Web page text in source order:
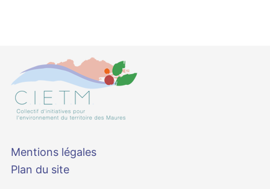
Mentions légales
Plan du site